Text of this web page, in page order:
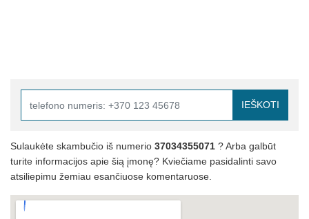
IEŠKOTI
Sulaukėte skambučio iš numerio 37034355071 ? Arba galbūt
turite informacijos apie šią įmonę? Kviečiame pasidalinti savo
atsiliepimu žemiau esančiuose komentaruose.